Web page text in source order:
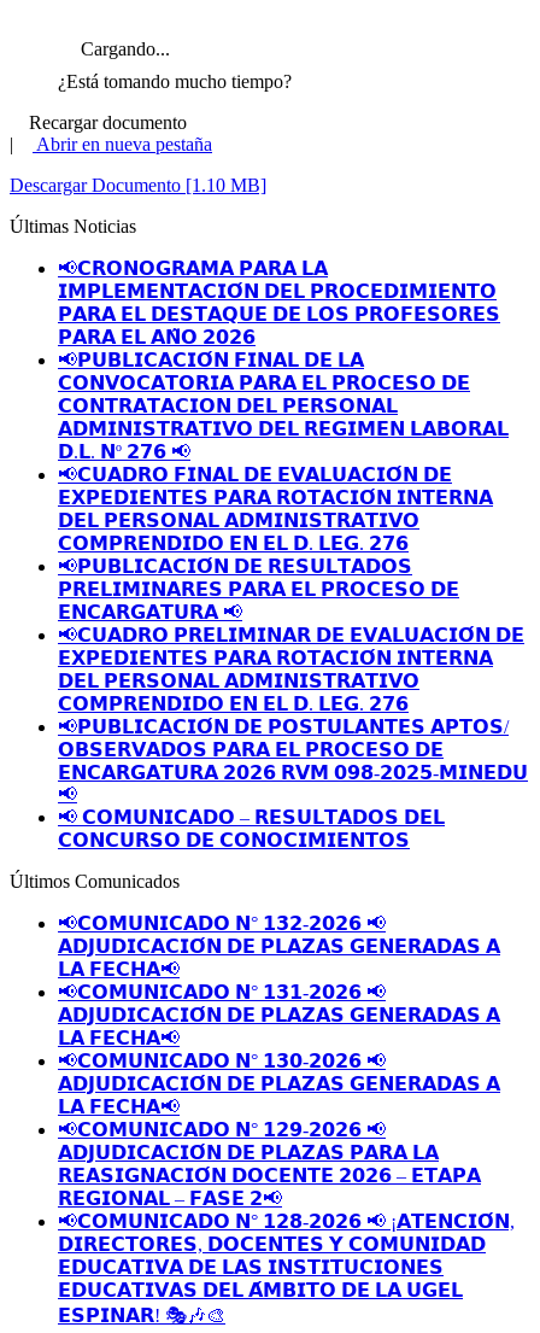
Cargando...
¿Está tomando mucho tiempo?
Recargar documento
|
Abrir en nueva pestaña
Descargar Documento [1.10 MB]
Últimas Noticias
📢𝗖𝗥𝗢𝗡𝗢𝗚𝗥𝗔𝗠𝗔 𝗣𝗔𝗥𝗔 𝗟𝗔
𝗜𝗠𝗣𝗟𝗘𝗠𝗘𝗡𝗧𝗔𝗖𝗜𝗢́𝗡 𝗗𝗘𝗟 𝗣𝗥𝗢𝗖𝗘𝗗𝗜𝗠𝗜𝗘𝗡𝗧𝗢
𝗣𝗔𝗥𝗔 𝗘𝗟 𝗗𝗘𝗦𝗧𝗔𝗤𝗨𝗘 𝗗𝗘 𝗟𝗢𝗦 𝗣𝗥𝗢𝗙𝗘𝗦𝗢𝗥𝗘𝗦
𝗣𝗔𝗥𝗔 𝗘𝗟 𝗔𝗡̃𝗢 𝟮𝟬𝟮𝟲
📢𝗣𝗨𝗕𝗟𝗜𝗖𝗔𝗖𝗜𝗢́𝗡 𝗙𝗜𝗡𝗔𝗟 𝗗𝗘 𝗟𝗔
𝗖𝗢𝗡𝗩𝗢𝗖𝗔𝗧𝗢𝗥𝗜𝗔 𝗣𝗔𝗥𝗔 𝗘𝗟 𝗣𝗥𝗢𝗖𝗘𝗦𝗢 𝗗𝗘
𝗖𝗢𝗡𝗧𝗥𝗔𝗧𝗔𝗖𝗜𝗢𝗡 𝗗𝗘𝗟 𝗣𝗘𝗥𝗦𝗢𝗡𝗔𝗟
𝗔𝗗𝗠𝗜𝗡𝗜𝗦𝗧𝗥𝗔𝗧𝗜𝗩𝗢 𝗗𝗘𝗟 𝗥𝗘𝗚𝗜𝗠𝗘𝗡 𝗟𝗔𝗕𝗢𝗥𝗔𝗟
𝗗.𝗟. 𝗡º 𝟮𝟳𝟲 📢
📢𝗖𝗨𝗔𝗗𝗥𝗢 𝗙𝗜𝗡𝗔𝗟 𝗗𝗘 𝗘𝗩𝗔𝗟𝗨𝗔𝗖𝗜𝗢́𝗡 𝗗𝗘
𝗘𝗫𝗣𝗘𝗗𝗜𝗘𝗡𝗧𝗘𝗦 𝗣𝗔𝗥𝗔 𝗥𝗢𝗧𝗔𝗖𝗜𝗢́𝗡 𝗜𝗡𝗧𝗘𝗥𝗡𝗔
𝗗𝗘𝗟 𝗣𝗘𝗥𝗦𝗢𝗡𝗔𝗟 𝗔𝗗𝗠𝗜𝗡𝗜𝗦𝗧𝗥𝗔𝗧𝗜𝗩𝗢
𝗖𝗢𝗠𝗣𝗥𝗘𝗡𝗗𝗜𝗗𝗢 𝗘𝗡 𝗘𝗟 𝗗. 𝗟𝗘𝗚. 𝟮𝟳𝟲
📢𝗣𝗨𝗕𝗟𝗜𝗖𝗔𝗖𝗜𝗢́𝗡 𝗗𝗘 𝗥𝗘𝗦𝗨𝗟𝗧𝗔𝗗𝗢𝗦
𝗣𝗥𝗘𝗟𝗜𝗠𝗜𝗡𝗔𝗥𝗘𝗦 𝗣𝗔𝗥𝗔 𝗘𝗟 𝗣𝗥𝗢𝗖𝗘𝗦𝗢 𝗗𝗘
𝗘𝗡𝗖𝗔𝗥𝗚𝗔𝗧𝗨𝗥𝗔 📢
📢𝗖𝗨𝗔𝗗𝗥𝗢 𝗣𝗥𝗘𝗟𝗜𝗠𝗜𝗡𝗔𝗥 𝗗𝗘 𝗘𝗩𝗔𝗟𝗨𝗔𝗖𝗜𝗢́𝗡 𝗗𝗘
𝗘𝗫𝗣𝗘𝗗𝗜𝗘𝗡𝗧𝗘𝗦 𝗣𝗔𝗥𝗔 𝗥𝗢𝗧𝗔𝗖𝗜𝗢́𝗡 𝗜𝗡𝗧𝗘𝗥𝗡𝗔
𝗗𝗘𝗟 𝗣𝗘𝗥𝗦𝗢𝗡𝗔𝗟 𝗔𝗗𝗠𝗜𝗡𝗜𝗦𝗧𝗥𝗔𝗧𝗜𝗩𝗢
𝗖𝗢𝗠𝗣𝗥𝗘𝗡𝗗𝗜𝗗𝗢 𝗘𝗡 𝗘𝗟 𝗗. 𝗟𝗘𝗚. 𝟮𝟳𝟲
📢𝗣𝗨𝗕𝗟𝗜𝗖𝗔𝗖𝗜𝗢́𝗡 𝗗𝗘 𝗣𝗢𝗦𝗧𝗨𝗟𝗔𝗡𝗧𝗘𝗦 𝗔𝗣𝗧𝗢𝗦/
𝗢𝗕𝗦𝗘𝗥𝗩𝗔𝗗𝗢𝗦 𝗣𝗔𝗥𝗔 𝗘𝗟 𝗣𝗥𝗢𝗖𝗘𝗦𝗢 𝗗𝗘
𝗘𝗡𝗖𝗔𝗥𝗚𝗔𝗧𝗨𝗥𝗔 𝟮𝟬𝟮𝟲 𝗥𝗩𝗠 𝟬𝟵𝟴-𝟮𝟬𝟮𝟱-𝗠𝗜𝗡𝗘𝗗𝗨
📢
📢 𝗖𝗢𝗠𝗨𝗡𝗜𝗖𝗔𝗗𝗢 – 𝗥𝗘𝗦𝗨𝗟𝗧𝗔𝗗𝗢𝗦 𝗗𝗘𝗟
𝗖𝗢𝗡𝗖𝗨𝗥𝗦𝗢 𝗗𝗘 𝗖𝗢𝗡𝗢𝗖𝗜𝗠𝗜𝗘𝗡𝗧𝗢𝗦
Últimos Comunicados
📢𝗖𝗢𝗠𝗨𝗡𝗜𝗖𝗔𝗗𝗢 𝗡° 𝟭𝟯𝟮-𝟮𝟬𝟮𝟲 📢
𝗔𝗗𝗝𝗨𝗗𝗜𝗖𝗔𝗖𝗜𝗢́𝗡 𝗗𝗘 𝗣𝗟𝗔𝗭𝗔𝗦 𝗚𝗘𝗡𝗘𝗥𝗔𝗗𝗔𝗦 𝗔
𝗟𝗔 𝗙𝗘𝗖𝗛𝗔📢
📢𝗖𝗢𝗠𝗨𝗡𝗜𝗖𝗔𝗗𝗢 𝗡° 𝟭𝟯𝟭-𝟮𝟬𝟮𝟲 📢
𝗔𝗗𝗝𝗨𝗗𝗜𝗖𝗔𝗖𝗜𝗢́𝗡 𝗗𝗘 𝗣𝗟𝗔𝗭𝗔𝗦 𝗚𝗘𝗡𝗘𝗥𝗔𝗗𝗔𝗦 𝗔
𝗟𝗔 𝗙𝗘𝗖𝗛𝗔📢
📢𝗖𝗢𝗠𝗨𝗡𝗜𝗖𝗔𝗗𝗢 𝗡° 𝟭𝟯𝟬-𝟮𝟬𝟮𝟲 📢
𝗔𝗗𝗝𝗨𝗗𝗜𝗖𝗔𝗖𝗜𝗢́𝗡 𝗗𝗘 𝗣𝗟𝗔𝗭𝗔𝗦 𝗚𝗘𝗡𝗘𝗥𝗔𝗗𝗔𝗦 𝗔
𝗟𝗔 𝗙𝗘𝗖𝗛𝗔📢
📢𝗖𝗢𝗠𝗨𝗡𝗜𝗖𝗔𝗗𝗢 𝗡° 𝟭𝟮𝟵-𝟮𝟬𝟮𝟲 📢
𝗔𝗗𝗝𝗨𝗗𝗜𝗖𝗔𝗖𝗜𝗢́𝗡 𝗗𝗘 𝗣𝗟𝗔𝗭𝗔𝗦 𝗣𝗔𝗥𝗔 𝗟𝗔
𝗥𝗘𝗔𝗦𝗜𝗚𝗡𝗔𝗖𝗜𝗢́𝗡 𝗗𝗢𝗖𝗘𝗡𝗧𝗘 𝟮𝟬𝟮𝟲 – 𝗘𝗧𝗔𝗣𝗔
𝗥𝗘𝗚𝗜𝗢𝗡𝗔𝗟 – 𝗙𝗔𝗦𝗘 𝟮📢
📢𝗖𝗢𝗠𝗨𝗡𝗜𝗖𝗔𝗗𝗢 𝗡° 𝟭𝟮𝟴-𝟮𝟬𝟮𝟲 📢 ¡𝗔𝗧𝗘𝗡𝗖𝗜𝗢́𝗡,
𝗗𝗜𝗥𝗘𝗖𝗧𝗢𝗥𝗘𝗦, 𝗗𝗢𝗖𝗘𝗡𝗧𝗘𝗦 𝗬 𝗖𝗢𝗠𝗨𝗡𝗜𝗗𝗔𝗗
𝗘𝗗𝗨𝗖𝗔𝗧𝗜𝗩𝗔 𝗗𝗘 𝗟𝗔𝗦 𝗜𝗡𝗦𝗧𝗜𝗧𝗨𝗖𝗜𝗢𝗡𝗘𝗦
𝗘𝗗𝗨𝗖𝗔𝗧𝗜𝗩𝗔𝗦 𝗗𝗘𝗟 𝗔́𝗠𝗕𝗜𝗧𝗢 𝗗𝗘 𝗟𝗔 𝗨𝗚𝗘𝗟
𝗘𝗦𝗣𝗜𝗡𝗔𝗥! 🎭🎶🎨